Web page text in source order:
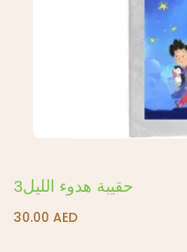
حقيبة هدوء الليل3
30.00 AED